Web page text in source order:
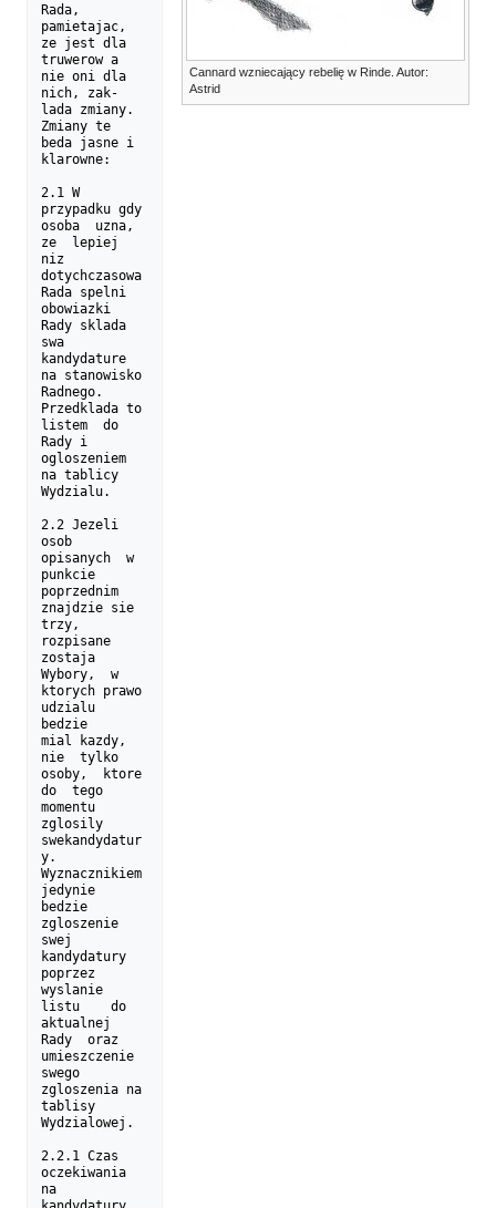
Cannard wzniecający rebelię w Rinde. Autor:
Astrid
Rada,
pamietajac,
ze jest dla
truwerow a
nie oni dla
nich, zak-
lada zmiany.
Zmiany te
beda jasne i
klarowne:
2.1 W
przypadku gdy
osoba  uzna,
ze  lepiej
niz
dotychczasowa
Rada spelni
obowiazki
Rady sklada
swa
kandydature
na stanowisko
Radnego.
Przedklada to
listem  do
Rady i
ogloszeniem
na tablicy
Wydzialu.
2.2 Jezeli
osob
opisanych  w
punkcie
poprzednim
znajdzie sie
trzy,
rozpisane
zostaja
Wybory,  w
ktorych prawo
udzialu
bedzie
mial kazdy,
nie  tylko
osoby,  ktore
do  tego
momentu
zglosily
swekandydatur
y.
Wyznacznikiem
jedynie
bedzie
zgloszenie
swej
kandydatury
poprzez
wyslanie
listu    do
aktualnej
Rady  oraz
umieszczenie
swego
zgloszenia na
tablisy
Wydzialowej.
2.2.1 Czas
oczekiwania
na